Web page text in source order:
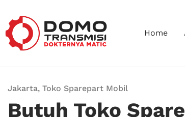
Home
Jakarta, Toko Sparepart Mobil
Butuh Toko